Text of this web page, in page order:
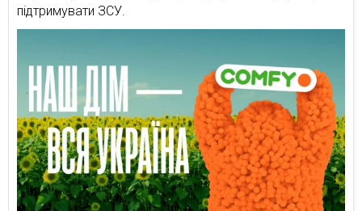
підтримувати ЗСУ.